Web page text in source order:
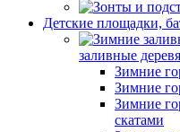
Детские площадки,
заливные
Зимние
Зимние
Зимние
скатами